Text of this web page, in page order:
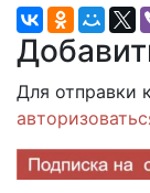
Для отправки